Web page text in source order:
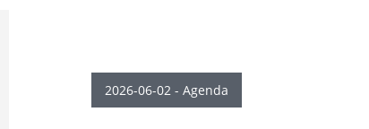
2026-06-02 - Agenda